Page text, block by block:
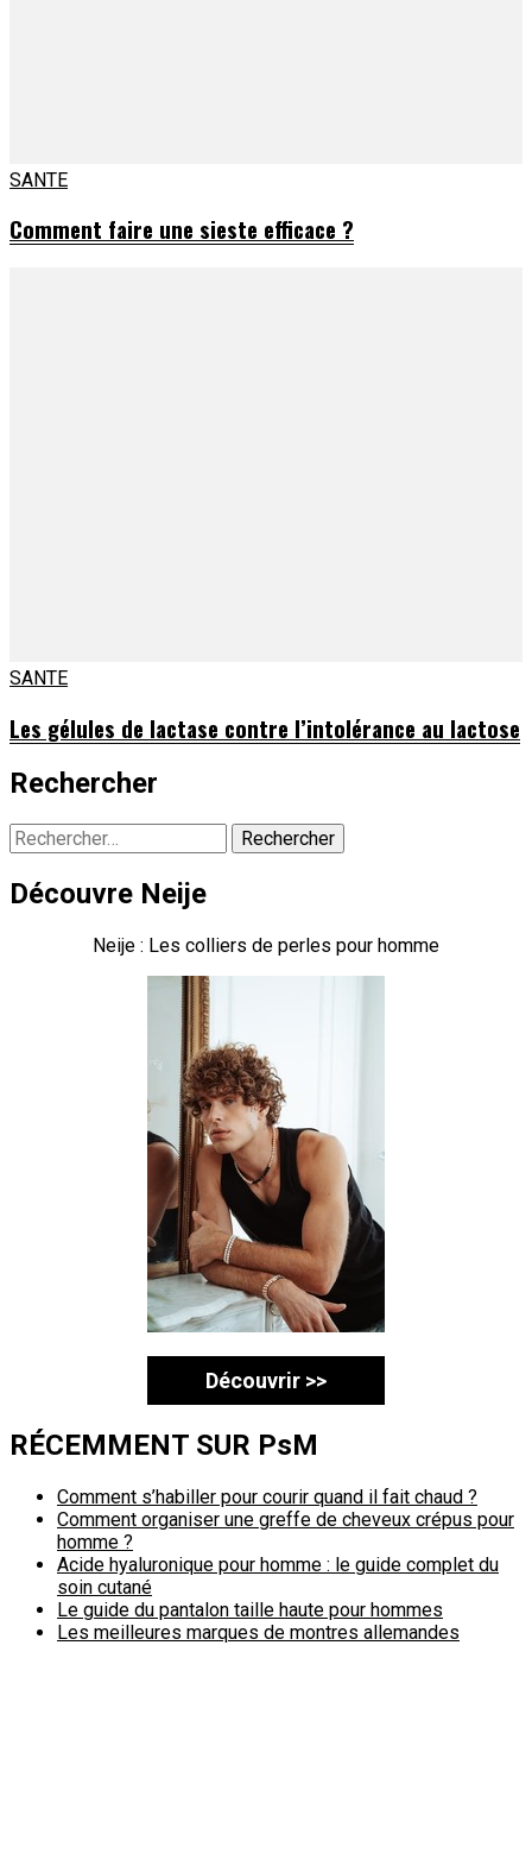
SANTE
Comment faire une sieste efficace ?
SANTE
Les gélules de lactase contre l’intolérance au lactose
Rechercher
Rechercher :
Découvre Neije
Neije : Les colliers de perles pour homme
Découvrir >>
RÉCEMMENT SUR PsM
Comment s’habiller pour courir quand il fait chaud ?
Comment organiser une greffe de cheveux crépus pour
homme ?
Acide hyaluronique pour homme : le guide complet du
soin cutané
Le guide du pantalon taille haute pour hommes
Les meilleures marques de montres allemandes